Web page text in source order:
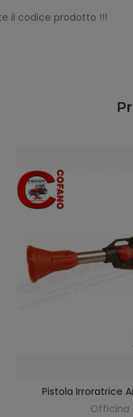
il codice prodotto !!!
AGGIUNGI AL
Pistola Irroratrice
Officina